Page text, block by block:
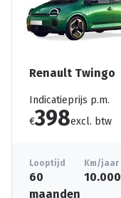
Renault Twingo
Indicatieprijs p.m.
€398excl. btw
Looptijd
60
maanden
Km/jaar
10.000